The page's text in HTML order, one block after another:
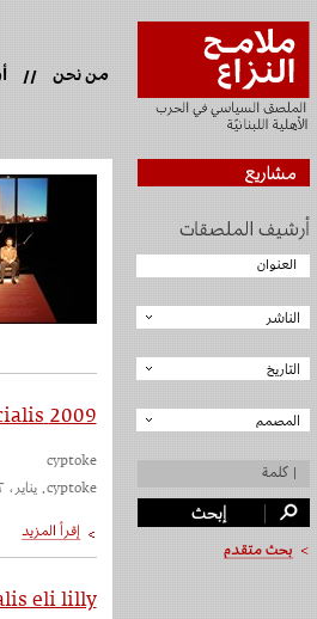
من نحن //
2009 print ad for cialis
cyptoke
cyptoke. يناير، ٢٠٢٢
eli lilly